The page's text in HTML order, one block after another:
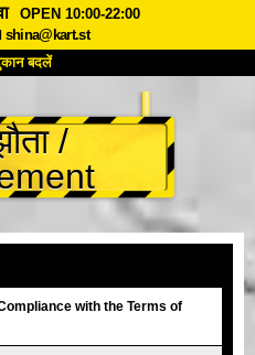
OPEN 10:00-22:00
shina@kart.st
बदलें
कीमत
FAQ
/
Compliance with the Terms of